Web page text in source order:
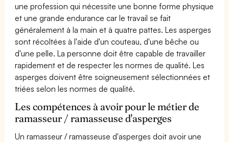
une profession qui nécessite une bonne forme physique
et une grande endurance car le travail se fait
généralement à la main et à quatre pattes. Les asperges
sont récoltées à l'aide d'un couteau, d'une bêche ou
d'une pelle. La personne doit être capable de travailler
rapidement et de respecter les normes de qualité. Les
asperges doivent être soigneusement sélectionnées et
triées selon les normes de qualité.
Les compétences à avoir pour le métier de
ramasseur / ramasseuse d'asperges
Un ramasseur / ramasseuse d'asperges doit avoir une